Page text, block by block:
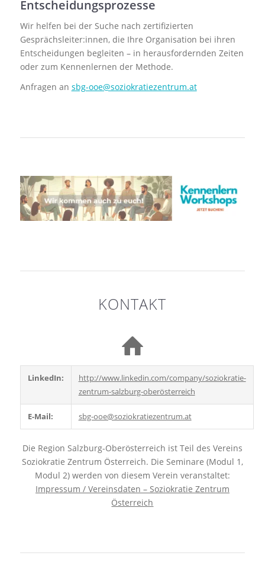
Entscheidungsprozesse
Wir helfen bei der Suche nach zertifizierten
Gesprächsleiter:innen, die Ihre Organisation bei ihren
Entscheidungen begleiten – in herausfordernden Zeiten
oder zum Kennenlernen der Methode.
Anfragen an sbg-ooe@soziokratiezentrum.at
KONTAKT
LinkedIn:
http://www.linkedin.com/company/soziokratie-
zentrum-salzburg-oberösterreich
E-Mail: sbg-ooe@soziokratiezentrum.at
Die Region Salzburg-Oberösterreich ist Teil des Vereins
Soziokratie Zentrum Österreich. Die Seminare (Modul 1,
Modul 2) werden von diesem Verein veranstaltet:
Impressum / Vereinsdaten – Soziokratie Zentrum
Österreich